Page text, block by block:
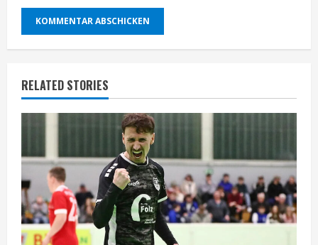
RELATED STORIES